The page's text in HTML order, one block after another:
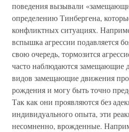
поведения вызывали
определению Тинбергена,
конфликтных ситуациях.
вспышка агрессии подавляется
свою очередь, тормозится
часто наблюдаются замещающие
видов замещающие движения
рождения и могу быть точно
Так как они проявляются без
индивидуального опыта, эти
несомненно, врожденные.